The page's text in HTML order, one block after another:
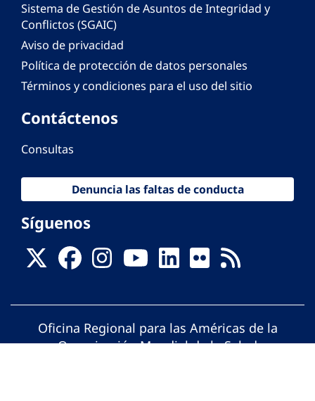
Sistema de Gestión de Asuntos de Integridad y
Conflictos (SGAIC)
Aviso de privacidad
Política de protección de datos personales
Términos y condiciones para el uso del sitio
Contáctenos
Consultas
Denuncia las faltas de conducta
Síguenos
Oficina Regional para las Américas de la
Organización Mundial de la Salud